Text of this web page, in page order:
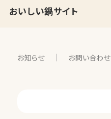
おいしい鍋サイト
お知らせ お問い合わせ